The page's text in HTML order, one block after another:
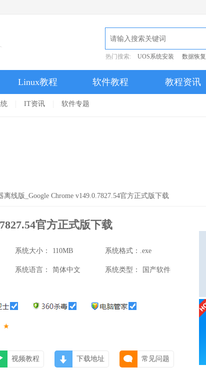
热门搜索: UOS系统安装 数据恢复
Linux教程 软件教程 教程资讯
IT资讯 软件专题
离线版_Google Chrome v149.0.7827.54官方正式版下载
官方正式版下载
系统大小： 110MB 系统格式： .exe
系统语言： 简体中文 系统类型： 国产软件
视频教程 下载地址 常见问题